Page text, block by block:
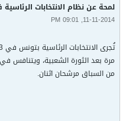
لمحة عن نظام الانتخابات
11-11-2014, 09:01 PM
من السباق مرشحان اثنان.